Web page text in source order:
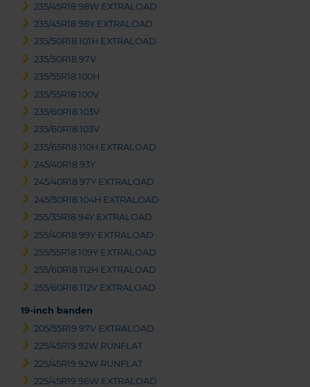
235/45R18 98W EXTRALOAD
235/45R18 98Y EXTRALOAD
235/50R18 101H EXTRALOAD
235/50R18 97V
235/55R18 100H
235/55R18 100V
235/60R18 103V
235/60R18 103V
235/65R18 110H EXTRALOAD
245/40R18 93Y
245/40R18 97Y EXTRALOAD
245/50R18 104H EXTRALOAD
255/35R18 94Y EXTRALOAD
255/40R18 99Y EXTRALOAD
255/55R18 109Y EXTRALOAD
255/60R18 112H EXTRALOAD
255/60R18 112V EXTRALOAD
19-inch banden
205/55R19 97V EXTRALOAD
225/45R19 92W RUNFLAT
225/45R19 92W RUNFLAT
225/45R19 96W EXTRALOAD